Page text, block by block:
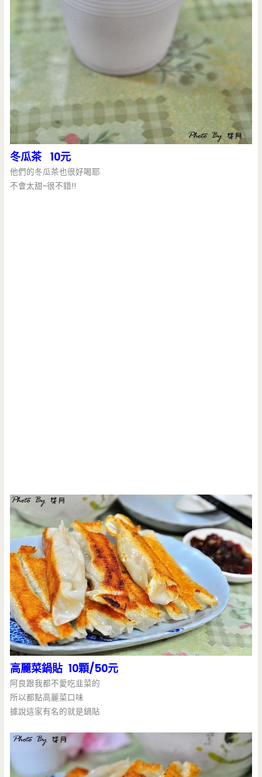
冬瓜茶 10元
他們的冬瓜茶也很好喝耶
不會太甜~很不錯!!
高麗菜鍋貼 10顆/50元
阿良跟我都不愛吃韭菜的
所以都點高麗菜口味
據說這家有名的就是鍋貼